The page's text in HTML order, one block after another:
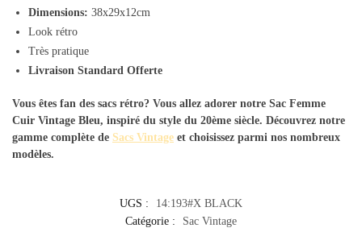
Dimensions: 38x29x12cm
Look rétro
Très pratique
Livraison Standard Offerte
Vous êtes fan des sacs rétro? Vous allez adorer notre Sac Femme
Cuir Vintage Bleu, inspiré du style du 20ème siècle. Découvrez notre
gamme complète de Sacs Vintage et choisissez parmi nos nombreux
modèles.
UGS :
14:193#X BLACK
Catégorie :
Sac Vintage